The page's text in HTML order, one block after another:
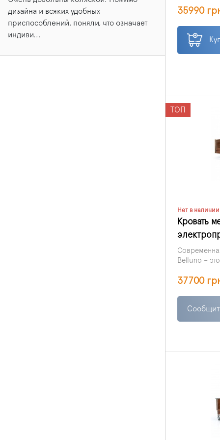
дизайна и всяких удобных
приспособлений, поняли, что означает
индиви...
способны
35990
ТОП
Нет в наличии
Кровать
Belluno –
37700